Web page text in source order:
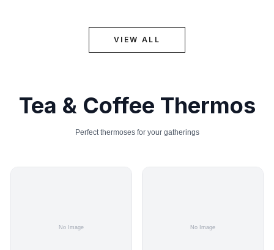
VIEW ALL
Tea & Coffee Thermos
Perfect thermoses for your gatherings